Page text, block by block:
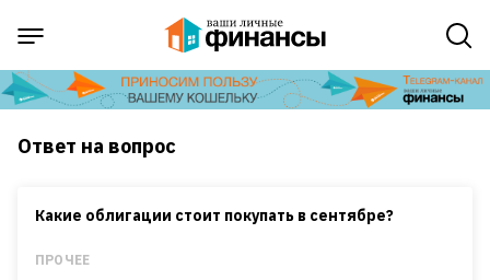
Ответ на вопрос
Какие облигации стоит покупать в сентябре?
ПРОЧЕЕ